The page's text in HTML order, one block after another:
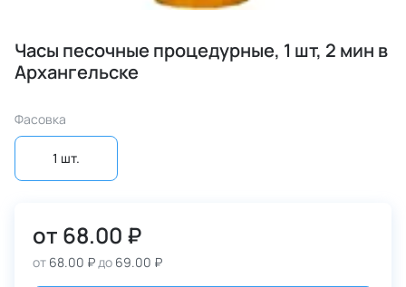
Часы песочные процедурные, 1 шт, 2 мин в
Архангельске
Фасовка
1 шт.
от 68.00 ₽
от 68.00 ₽до 69.00 ₽